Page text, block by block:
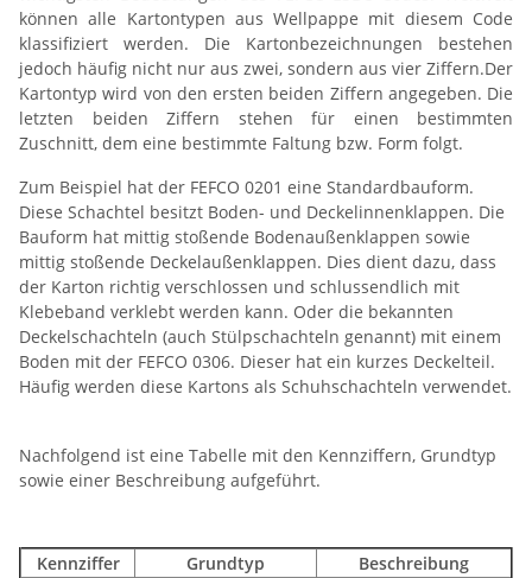
können alle Kartontypen aus Wellpappe mit diesem Code
klassifiziert werden. Die Kartonbezeichnungen bestehen
jedoch häufig nicht nur aus zwei, sondern aus vier Ziffern.Der
Kartontyp wird von den ersten beiden Ziffern angegeben. Die
letzten beiden Ziffern stehen für einen bestimmten
Zuschnitt, dem eine bestimmte Faltung bzw. Form folgt.
Zum Beispiel hat der FEFCO 0201 eine Standardbauform.
Diese Schachtel besitzt Boden- und Deckelinnenklappen. Die
Bauform hat mittig stoßende Bodenaußenklappen sowie
mittig stoßende Deckelaußenklappen. Dies dient dazu, dass
der Karton richtig verschlossen und schlussendlich mit
Klebeband verklebt werden kann. Oder die bekannten
Deckelschachteln (auch Stülpschachteln genannt) mit einem
Boden mit der FEFCO 0306. Dieser hat ein kurzes Deckelteil.
Häufig werden diese Kartons als Schuhschachteln verwendet.
Nachfolgend ist eine Tabelle mit den Kennziffern, Grundtyp
sowie einer Beschreibung aufgeführt.
Kennziffer Grundtyp
Beschreibung